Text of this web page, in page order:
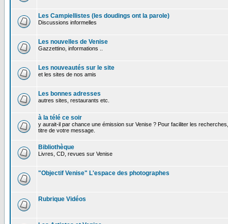
Les Campiellistes (les doudings ont la parole)
Discussions informelles
Les nouvelles de Venise
Gazzettino, informations ..
Les nouveautés sur le site
et les sites de nos amis
Les bonnes adresses
autres sites, restaurants etc.
à la télé ce soir
y aurait-il par chance une émission sur Venise ? Pour faciliter les
titre de votre message.
Bibliothèque
Livres, CD, revues sur Venise
"Objectif Venise" L'espace des photographes
Rubrique Vidéos